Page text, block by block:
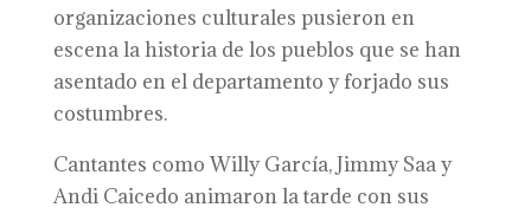
organizaciones culturales pusieron en
escena la historia de los pueblos que se han
asentado en el departamento y forjado sus
costumbres.
Cantantes como Willy García, Jimmy Saa y
Andi Caicedo animaron la tarde con sus